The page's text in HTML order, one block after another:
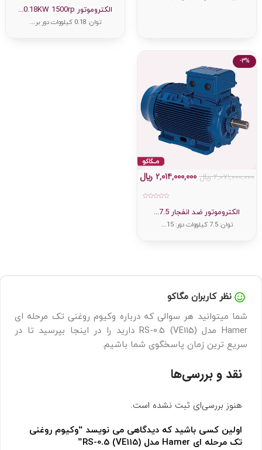
الکتروموتور 0.18KW 1500rp...
توان: 0.18 کیلووات دور بر...
-3%
الکتروموتور ضد انفجار 7.5...
2,071,000,000﷼ 2,014,000,000 ﷼
توان: 7.5 کیلووات دور: 15...
نظر کاربران مگاکو
شما میتوانید هر سوالی که درباره وکیوم روغنی تک مرحله ای
Hamer مدل (RS-0.5 (VE115 دارید را در اینجا بپرسید تا در
سریع ترین زمان پاسخگوی شما باشیم.
نقد و بررسی‌ها
هنوز بررسی‌ای ثبت نشده است.
اولین کسی باشید که دیدگاهی می نویسد “وکیوم روغنی
تک مرحله ای Hamer مدل (RS-0.5 (VE115”